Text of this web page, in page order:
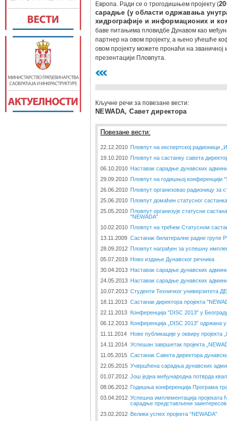
Европа. Ради се о трогодишњем пројекту (
сарадње (у области одржавања
хидрографије и информационих и
баве питањима пловидбе Дунавом као
партнер на овом пројекту, а њено ућешће
овом пројекту можете пронаћи на званичној
презентацији Пловпута.
Кључне речи за повезане вести:
NEWADA, Савет директора
Повезане вести:
22.12.2010 Пловпут на експертској радионици
19.10.2010 Пловпут на састанку савета
06.10.2010 Наставак сарадње дунавских
29.09.2010 Пловпут на годишњој конференцији
26.06.2010 Пловпут организовао радионицу за
25.06.2010 Пловпут домаћин статусног састанка
25.05.2010 Пловпут организује статусни
"NEWADA"
10.02.2010 Пловпут на трећем Статусном
13.11.2009 Састанак билатералне радне групе
28.09.2012 Пловпут награђен за успешну
05.07.2019 Ново издање Дунавског речника
30.04.2013 Наставак сарадње дунавских
24.05.2013 Наставак сарадње дунавских
10.07.2013 Студенти Техничког универзитета
18.11.2013 Састанак директора пројекта
22.11.2013 Конференција "DISC 2013" у
06.12.2013 Конференција „DISC 2013” одржана
11.11.2014
Нове публикације у оквиру пројекта
14.11.2014 Успешан завршетак пројекта
11.05.2015 Састанак Савета директора
22.05.2015 Учвршћена сарадња дунавских
01.07.2012 Још једна међународна потврда
08.06.2012 Годишња конференција Програма
03.04.2012 Успешна имплементација пројеката
сарадње представљени
23.02.2012 Велики успех пројекта “NEWADA”